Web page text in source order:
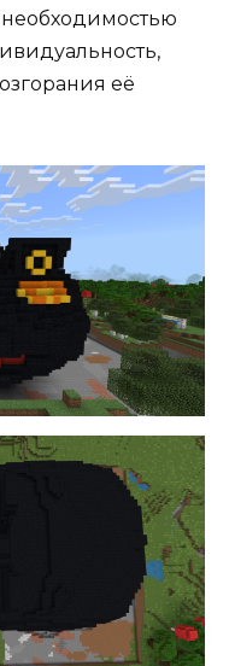
необходимостью
её